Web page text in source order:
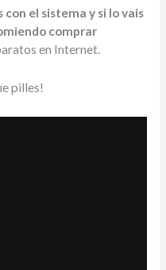
el sistema y si lo vais
comprar
en Internet.
pilles!